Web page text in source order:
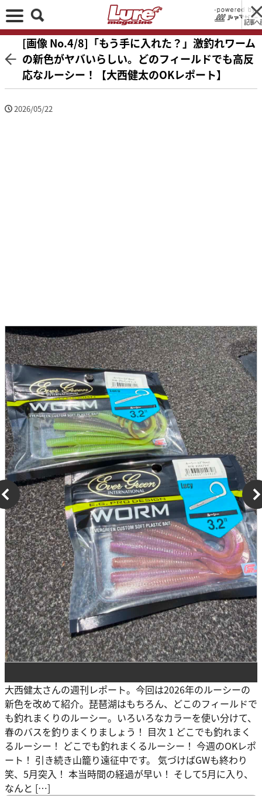
記事へ
[画像 No.4/8]「もう手に入れた？」激釣れワーム
の新色がヤバいらしい。どのフィールドでも高反
応なルーシー！【大西健太のOKレポート】
2026/05/22
大西健太さんの週刊レポート。今回は2026年のルーシーの
新色を改めて紹介。琵琶湖はもちろん、どこのフィールドで
も釣れまくりのルーシー。いろいろなカラーを使い分けて、
春のバスを釣りまくりましょう！ 目次 1 どこでも釣れまく
るルーシー！ どこでも釣れまくるルーシー！ 今週のOKレポ
ート！ 引き続き山籠り遠征中です。 気づけばGWも終わり
笑、5月突入！ 本当時間の経過が早い！ そして5月に入り、
なんと […]